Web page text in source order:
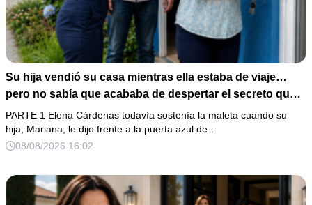
Su hija vendió su casa mientras ella estaba de viaje…
pero no sabía que acababa de despertar el secreto que
su padre dejó antes de morir
PARTE 1 Elena Cárdenas todavía sostenía la maleta cuando su
hija, Mariana, le dijo frente a la puerta azul de…
08/08/2026 16:02